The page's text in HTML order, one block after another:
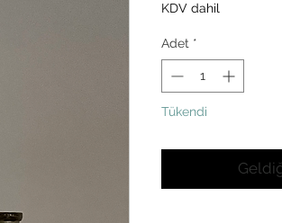
KDV dahil
Adet *
Tükendi